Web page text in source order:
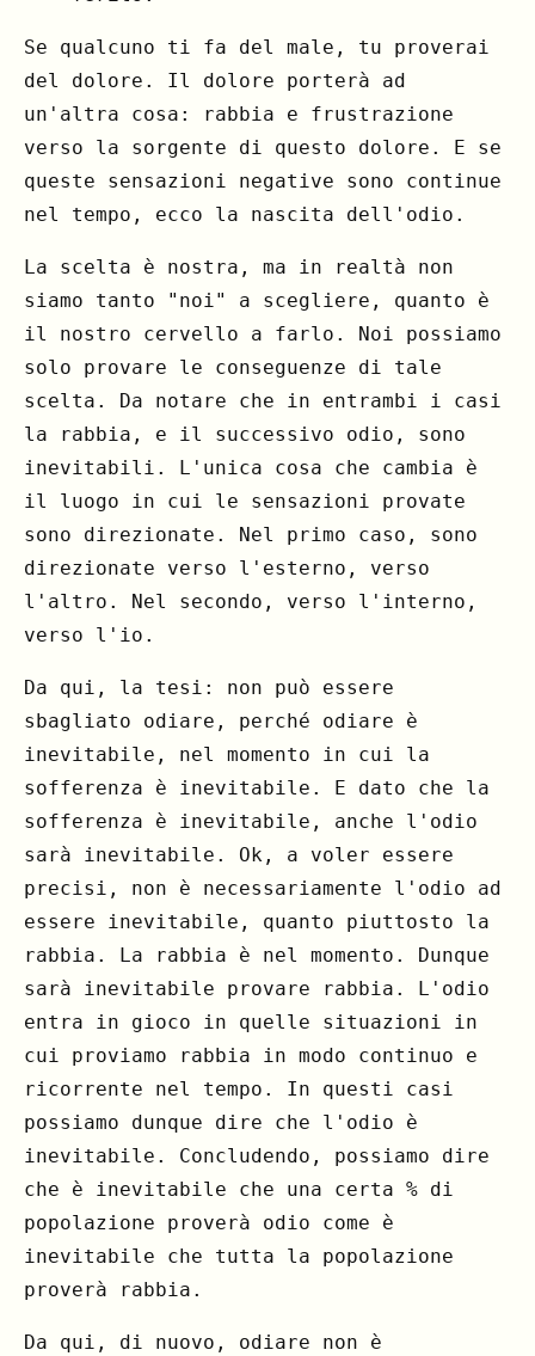
Se qualcuno ti fa del male, tu proverai
del dolore. Il dolore porterà ad
un'altra cosa: rabbia e frustrazione
verso la sorgente di questo dolore. E se
queste sensazioni negative sono continue
nel tempo, ecco la nascita dell'odio.
La scelta è nostra, ma in realtà non
siamo tanto "noi" a scegliere, quanto è
il nostro cervello a farlo. Noi possiamo
solo provare le conseguenze di tale
scelta. Da notare che in entrambi i casi
la rabbia, e il successivo odio, sono
inevitabili. L'unica cosa che cambia è
il luogo in cui le sensazioni provate
sono direzionate. Nel primo caso, sono
direzionate verso l'esterno, verso
l'altro. Nel secondo, verso l'interno,
verso l'io.
Da qui, la tesi: non può essere
sbagliato odiare, perché odiare è
inevitabile, nel momento in cui la
sofferenza è inevitabile. E dato che la
sofferenza è inevitabile, anche l'odio
sarà inevitabile. Ok, a voler essere
precisi, non è necessariamente l'odio ad
essere inevitabile, quanto piuttosto la
rabbia. La rabbia è nel momento. Dunque
sarà inevitabile provare rabbia. L'odio
entra in gioco in quelle situazioni in
cui proviamo rabbia in modo continuo e
ricorrente nel tempo. In questi casi
possiamo dunque dire che l'odio è
inevitabile. Concludendo, possiamo dire
che è inevitabile che una certa % di
popolazione proverà odio come è
inevitabile che tutta la popolazione
proverà rabbia.
Da qui, di nuovo, odiare non è